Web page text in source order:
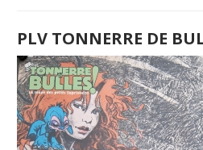
PLV TONNERRE DE